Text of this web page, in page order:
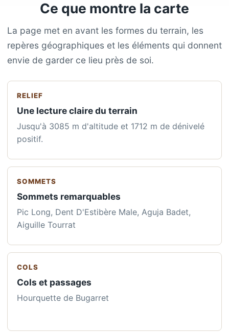
Ce que montre la carte
La page met en avant les formes du terrain, les
repères géographiques et les éléments qui donnent
envie de garder ce lieu près de soi.
RELIEF
Une lecture claire du terrain
Jusqu'à 3085 m d'altitude et 1712 m de dénivelé
positif.
SOMMETS
Sommets remarquables
Pic Long, Dent D'Estibère Male, Aguja Badet,
Aiguille Tourrat
COLS
Cols et passages
Hourquette de Bugarret